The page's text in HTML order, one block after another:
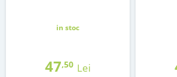
in stoc
47,50 Lei